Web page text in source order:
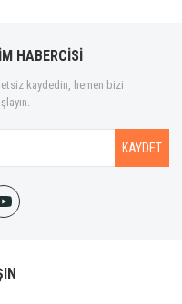
HABERCİSİ
kaydedin, hemen bizi
KAYDET